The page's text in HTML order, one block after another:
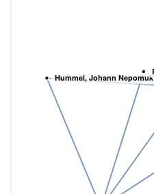
Hummel, Johann Nepomuk